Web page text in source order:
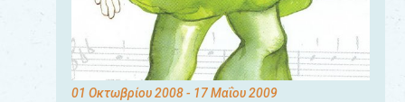
01 Οκτωβρίου 2008- 17 Μαΐου 2009